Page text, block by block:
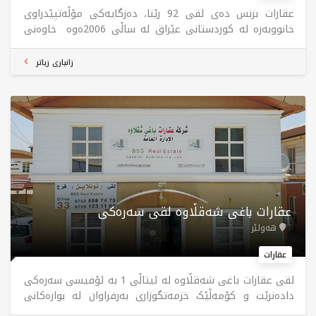
عقارات بزنس دەی لقی 92 رێنا، دەزگایەکی مۆڵەتپێدراوی
خانووبەرە لە کوردستانی عێراق لە ساڵی 2006ەوە خاوەنی
24 لقە لە شاری هەولێر، بۆ کڕین و فرۆشتن و کرێ و
زانیاری زیاتر
عقارات باغی شەقڵاوە لقی سەرەکی
هەولێر
عقارات
لقی عقارات باغی شەقڵاوە لە ئیتاڵی 1 بە ئۆفیسی سەرەکی
دادەنرێت و کۆمەڵێک خزمەتگوزاری بەرفراوان لە بوارەکانی
فرۆشتن و کڕین و بەکرێدانی موڵکی نیشتەجێبوون و بازرگانی